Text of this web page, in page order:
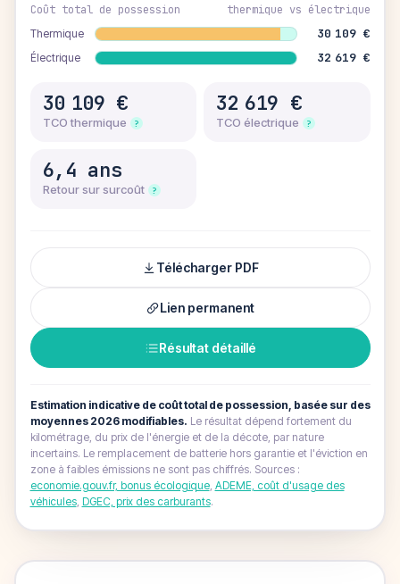
Coût total de possession thermique vs électrique
Thermique 30 109 €
Électrique 32 619 €
30 109 €
TCO thermique ?
32 619 €
TCO électrique ?
6,4 ans
Retour sur surcoût ?
Télécharger PDF
Lien permanent
Résultat détaillé
Estimation indicative de coût total de possession, basée sur des
moyennes 2026 modifiables. Le résultat dépend fortement du
kilométrage, du prix de l'énergie et de la décote, par nature
incertains. Le remplacement de batterie hors garantie et l'éviction en
zone à faibles émissions ne sont pas chiffrés. Sources :
economie.gouv.fr, bonus écologique, ADEME, coût d'usage des
véhicules, DGEC, prix des carburants.